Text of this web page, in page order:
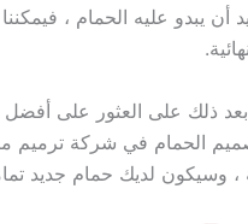
أن يبدو عليه الحمام ،
ذلك على العثور على أفضل
الحمام في شركة ترميم
لديك حمام جديد